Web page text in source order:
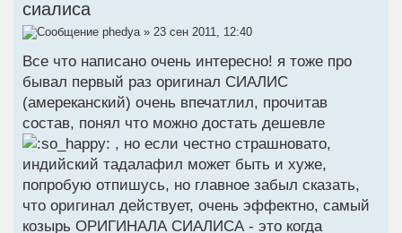
сиалиса
phedya» 23 сен 2011, 12:40
Все что написано очень интересно! я тоже про
бывал первый раз оригинал СИАЛИС
(амереканский) очень впечатлил, прочитав
состав, понял что можно достать дешевле
, но если честно страшновато,
индийский тадалафил может быть и хуже,
попробую отпишусь, но главное забыл сказать,
что оригинал действует, очень эффектно, самый
козырь ОРИГИНАЛА СИАЛИСА - это когда